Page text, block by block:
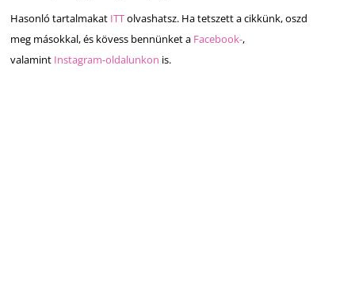
Hasonló tartalmakat ITTolvashatsz. Ha tetszett a cikkünk, oszd
meg másokkal, és kövess bennünket a Facebook-,
valamint Instagram-oldalunkon is.